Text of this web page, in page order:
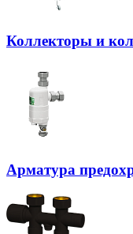
Коллекторы и
Арматура